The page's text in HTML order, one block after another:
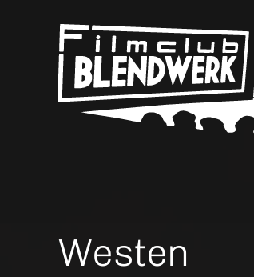
Westen